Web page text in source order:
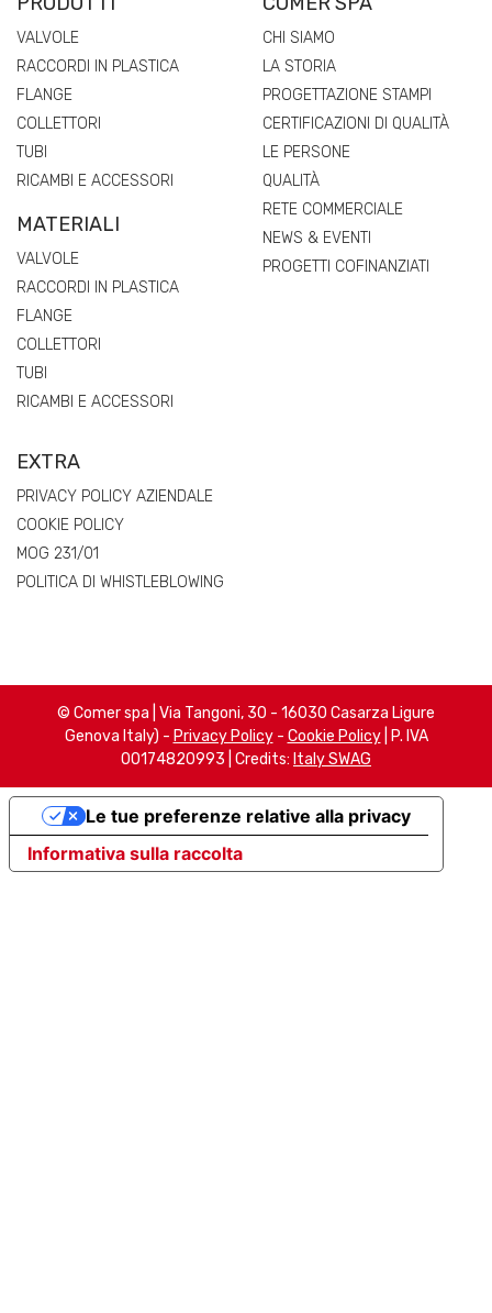
VALVOLE
RACCORDI IN PLASTICA
FLANGE
COLLETTORI
TUBI
RICAMBI E ACCESSORI
MATERIALI
VALVOLE
RACCORDI IN PLASTICA
FLANGE
COLLETTORI
TUBI
RICAMBI E ACCESSORI
CHI SIAMO
LA STORIA
PROGETTAZIONE STAMPI
CERTIFICAZIONI DI QUALITÀ
LE PERSONE
QUALITÀ
RETE COMMERCIALE
NEWS & EVENTI
PROGETTI COFINANZIATI
EXTRA
PRIVACY POLICY AZIENDALE
COOKIE POLICY
MOG 231/01
POLITICA DI WHISTLEBLOWING
© Comer spa | Via Tangoni, 30 - 16030 Casarza Ligure
Genova Italy) - Privacy Policy- Cookie Policy| P. IVA
00174820993 | Credits: Italy SWAG
Informativa sulla raccolta
Le tue preferenze relative alla privacy